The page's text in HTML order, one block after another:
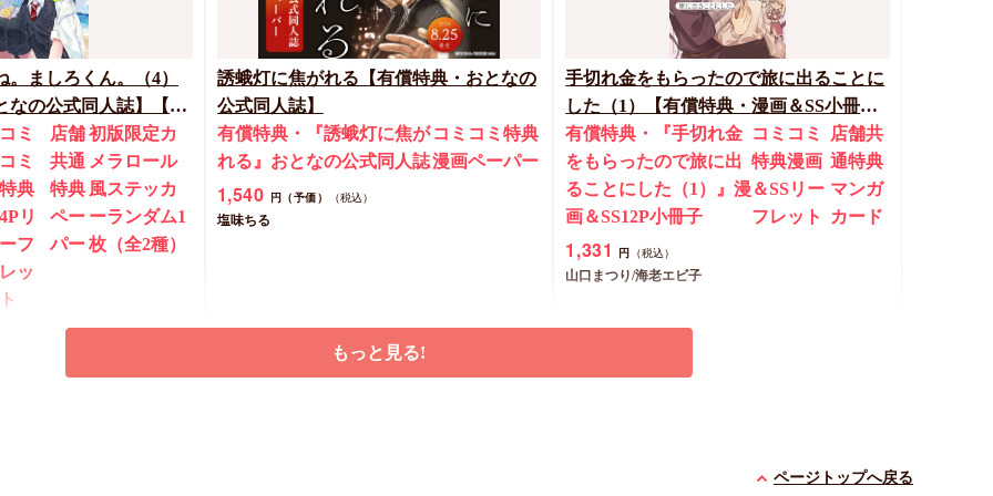
ましろくん。（4）
なの公式同人誌】【8/7
ペーン(抽■選)】
コミ
コミ
特典
4Pリ
ーフ
レッ
ト
店舗
共通
特典
ペー
パー
初版限定カ
メラロール
風ステッカ
ーランダム1
枚（全2種）
誘蛾灯に焦がれる【有償特典・おとなの
公式同人誌】
有償特典・『誘蛾灯に焦が
れる』おとなの公式同人誌
コミコミ特典
漫画ペーパー
1,540 円（予価） （税込）
塩味ちる
手切れ金をもらったので旅に出ることに
した（1）【有償特典・漫画＆SS小冊
子】
有償特典・『手切れ金
をもらったので旅に出
ることにした（1）』漫
画＆SS12P小冊子
コミコミ
特典漫画
＆SSリー
フレット
店舗共
通特典
マンガ
カード
1,331 円 （税込）
山口まつり/海老エビ子
もっと見る!
ページトップへ戻る